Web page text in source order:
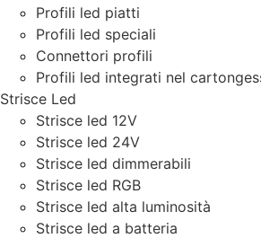
Profili led piatti
Profili led speciali
Connettori profili
Profili led integrati nel
Strisce Led
Strisce led 12V
Strisce led 24V
Strisce led dimmerabili
Strisce led RGB
Strisce led alta luminosità
Strisce led a batteria